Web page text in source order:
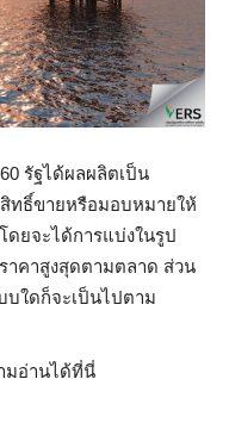
รัฐได้ผลผลิตเป็น
ทธิ์ขายหรือมอบหมายให้
ยจะได้การแบ่งในรูป
าคาสูงสุดตามตลาด ส่วน
ใดก็จะเป็นไปตาม
มอ่านได้ที่นี่